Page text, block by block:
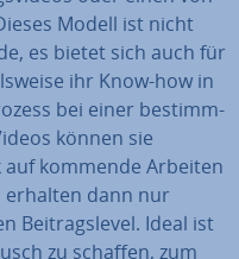
Modell ist nicht
es bietet sich auch für
ihr Know-how in
bei einer be­stimm­
können sie
kommende Arbeiten
erhalten dann nur
Bei­trags­le­vel. Ideal ist
zu schaffen, zum